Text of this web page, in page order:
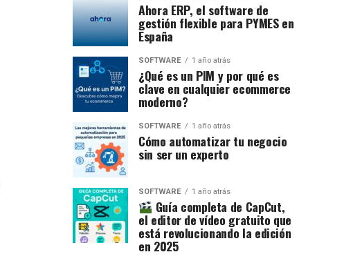
Ahora ERP, el software de
gestión flexible para PYMES en
España
SOFTWARE 1 año atrás
¿Qué es un PIM y por qué es
clave en cualquier ecommerce
moderno?
SOFTWARE 1 año atrás
Cómo automatizar tu negocio
sin ser un experto
SOFTWARE 1 año atrás
Guía completa de CapCut,
el editor de vídeo gratuito que
está revolucionando la edición
en 2025